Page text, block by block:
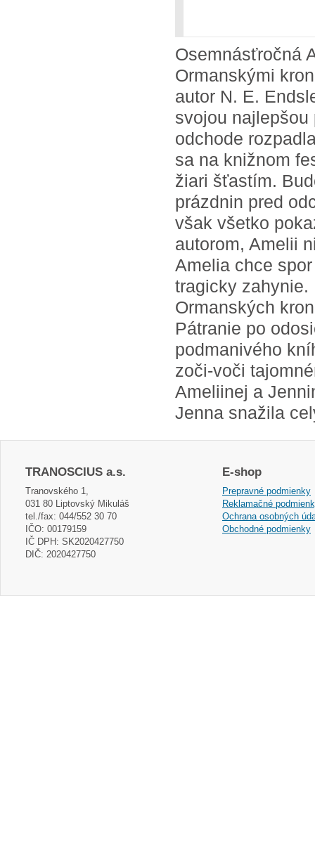
Osemnásťročná
Ormanskými
autor N. E.
svojou
odchode
sa na knižnom
žiari šťastím.
prázdnin pred
však všetko
autorom, Amelii
Amelia chce
tragicky zahynie.
Ormanských
Pátranie po
podmanivého
zoči-voči
Ameliinej a
Jenna snažila
TRANOSCIUS a.s.
Tranovského 1,
031 80 Liptovský Mikuláš
tel./fax: 044/552 30 70
IČO: 00179159
IČ DPH: SK2020427750
DIČ: 2020427750
E-shop
Prepravné podmienky
Reklamačné
Ochrana osobných
Obchodné podmienky